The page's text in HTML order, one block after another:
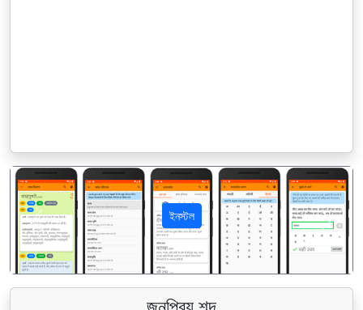
ইনস্টল
पिछला अगला